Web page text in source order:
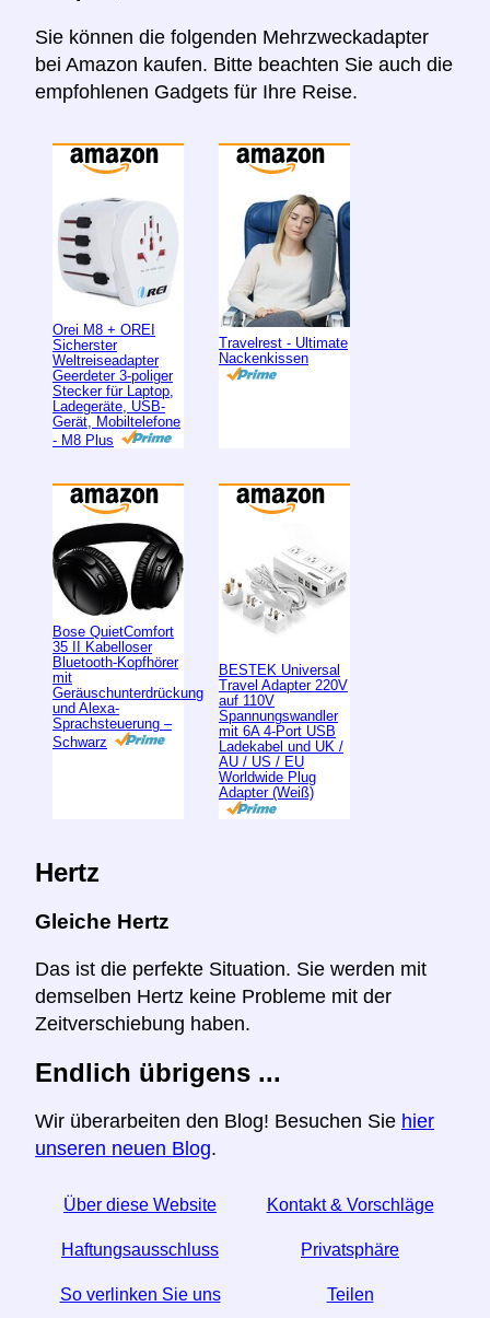
Sie können die folgenden Mehrzweckadapter
bei Amazon kaufen. Bitte beachten Sie auch die
empfohlenen Gadgets für Ihre Reise.
Orei M8 + OREI
Sicherster
Weltreiseadapter
Geerdeter 3-poliger
Stecker für Laptop,
Ladegeräte, USB-
Gerät, Mobiltelefone
- M8 Plus
Travelrest - Ultimate
Nackenkissen
Bose QuietComfort
35 II Kabelloser
Bluetooth-Kopfhörer
mit
Geräuschunterdrückung
und Alexa-
Sprachsteuerung –
Schwarz
BESTEK Universal
Travel Adapter 220V
auf 110V
Spannungswandler
mit 6A 4-Port USB
Ladekabel und UK /
AU / US / EU
Worldwide Plug
Adapter (Weiß)
Hertz
Gleiche Hertz
Das ist die perfekte Situation. Sie werden mit
demselben Hertz keine Probleme mit der
Zeitverschiebung haben.
Endlich übrigens ...
Wir überarbeiten den Blog! Besuchen Sie hier
unseren neuen Blog.
Über diese Website Kontakt & Vorschläge
Haftungsausschluss Privatsphäre
So verlinken Sie uns Teilen